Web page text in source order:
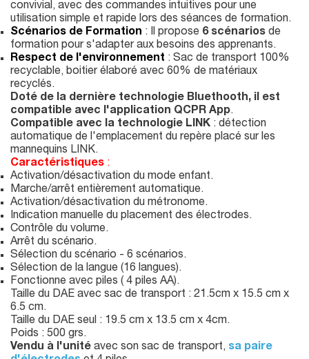
convivial, avec des commandes intuitives pour une
utilisation simple et rapide lors des séances de formation.
Scénarios de Formation : Il propose 6 scénarios de
formation pour s'adapter aux besoins des apprenants.
Respect de l'environnement : Sac de transport 100%
recyclable, boitier élaboré avec 60% de matériaux
recyclés.
Doté de la dernière technologie Bluethooth, il est
compatible avec l'application QCPR App.
Compatible avec la technologie LINK : détection
automatique de l'emplacement du repère placé sur les
mannequins LINK.
Caractéristiques :
Activation/désactivation du mode enfant.
Marche/arrêt entièrement automatique.
Activation/désactivation du métronome.
Indication manuelle du placement des électrodes.
Contrôle du volume.
Arrêt du scénario.
Sélection du scénario - 6 scénarios.
Sélection de la langue (16 langues).
Fonctionne avec piles ( 4 piles AA).
Taille du DAE avec sac de transport : 21.5cm x 15.5 cm x
6.5 cm.
Taille du DAE seul : 19.5 cm x 13.5 cm x 4cm.
Poids : 500 grs.
Vendu à l'unité avec son sac de transport, sa paire